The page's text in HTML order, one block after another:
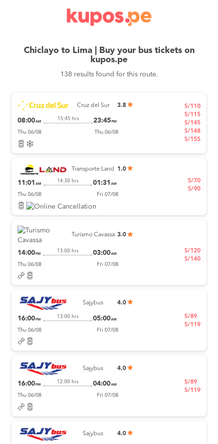
Chiclayo to Lima | Buy your bus tickets on
kupos.pe
138 results found for this route.
Cruz del Sur 3.8
08:00AM
15:45 hrs 23:45 PM
Thu 06/08 Thu 06/08
S/110
S/115
S/145
S/148
S/155
Transporte Land 1.0
11:01 AM
14:30 hrs 01:31 AM
Thu 06/08 Fri 07/08
S/70
S/90
Turismo Cavassa 3.0
14:00 PM
13:00 hrs 03:00AM
Thu 06/08 Fri 07/08
S/120
S/140
Sajybus 4.0
16:00 PM
13:00 hrs 05:00AM
Thu 06/08 Fri 07/08
S/89
S/119
Sajybus 4.0
16:00 PM
12:00 hrs 04:00AM
Thu 06/08 Fri 07/08
S/89
S/119
Sajybus 4.0